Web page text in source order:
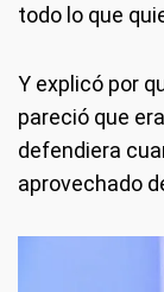
todo lo que
Y explicó por
pareció que
defendiera
aprovechado